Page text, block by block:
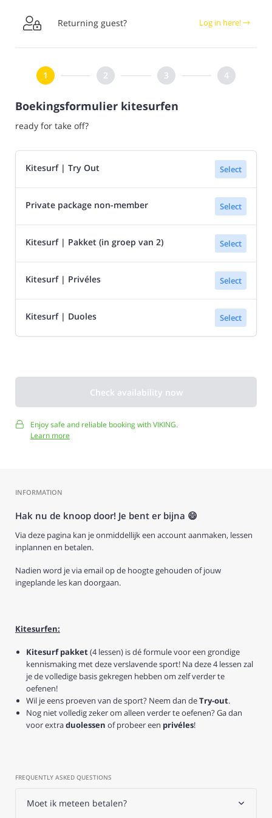
 Returning guest? Log in here!
Boekingsformulier kitesurfen
ready for take off?
Kitesurf | Try Out Select
Private package non-member Select
Kitesurf | Pakket (in groep van 2) Select
Kitesurf | Privéles Select
Kitesurf | Duoles Select
Check availability now
Enjoy safe and reliable booking with VIKING.
Learn more
INFORMATION
Hak nu de knoop door! Je bent er bijna 😄
Via deze pagina kan je onmiddellijk een account aanmaken, lessen
inplannen en betalen.
Nadien word je via email op de hoogte gehouden of jouw
ingeplande les kan doorgaan.
Kitesurfen:
Kitesurf pakket(4 lessen) is dé formule voor een grondige
kennismaking met deze verslavende sport! Na deze 4 lessen zal
je de volledige basis gekregen hebben om zelf verder te
oefenen!
Wil je eens proeven van de sport? Neem dan deTry-out.
Nog niet volledig zeker om alleen verder te oefenen? Ga dan
voor extraduolessen of probeer een privéles!
FREQUENTLY ASKED QUESTIONS
Moet ik meteen betalen?